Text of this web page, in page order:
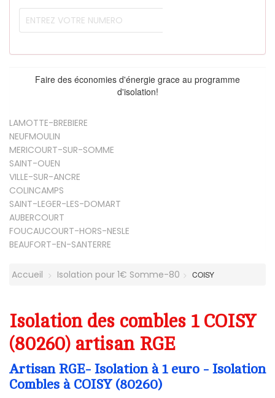
Faire des économies d'énergie grace au programme
d'isolation!
LAMOTTE-BREBIERE
NEUFMOULIN
MERICOURT-SUR-SOMME
SAINT-OUEN
VILLE-SUR-ANCRE
COLINCAMPS
SAINT-LEGER-LES-DOMART
AUBERCOURT
FOUCAUCOURT-HORS-NESLE
BEAUFORT-EN-SANTERRE
Accueil Isolation pour 1€ Somme-80 COISY
Isolation des combles 1 COISY
(80260) artisan RGE
Artisan RGE- Isolation à 1 euro - Isolation
Combles à COISY (80260)